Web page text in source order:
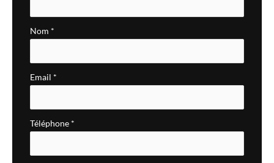
avec
téléphone
Nom *
Email *
Téléphone *